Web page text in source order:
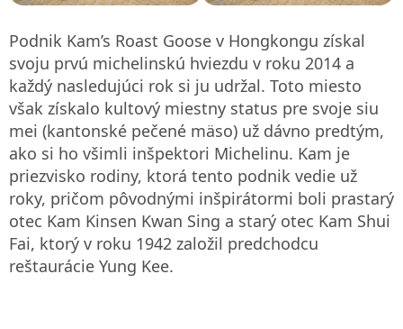
Podnik Kam’s Roast Goose v Hongkongu získal
svoju prvú michelinskú hviezdu v roku 2014 a
každý nasledujúci rok si ju udržal. Toto miesto
však získalo kultový miestny status pre svoje siu
mei (kantonské pečené mäso) už dávno predtým,
ako si ho všimli inšpektori Michelinu. Kam je
priezvisko rodiny, ktorá tento podnik vedie už
roky, pričom pôvodnými inšpirátormi boli prastarý
otec Kam Kinsen Kwan Sing a starý otec Kam Shui
Fai, ktorý v roku 1942 založil predchodcu
reštaurácie Yung Kee.